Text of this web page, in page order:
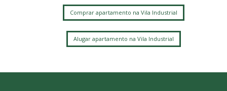
Comprar apartamento na Vila Industrial
Alugar apartamento na Vila Industrial